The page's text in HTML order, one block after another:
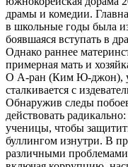
драмы и комедии.
в школьные годы была
боявшаяся вступать в
Однако раннее
примерная мать и
О А-ран (Ким Ю-джон),
сталкивается с
Обнаружив следы
действовать
ученицы, чтобы
буллингом изнутри. В
различными